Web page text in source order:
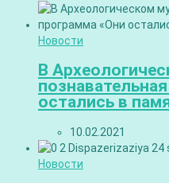
Новости
В
остались в
10.02.2021
Новости